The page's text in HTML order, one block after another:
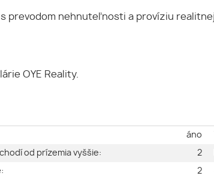
prevodom nehnuteľnosti a províziu
OYE Reality.
áno
od prízemia vyššie:
2
2